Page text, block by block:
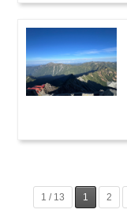
1 / 13 1 2